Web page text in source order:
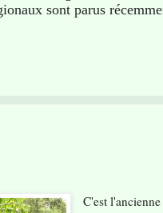
sont parus
C'est